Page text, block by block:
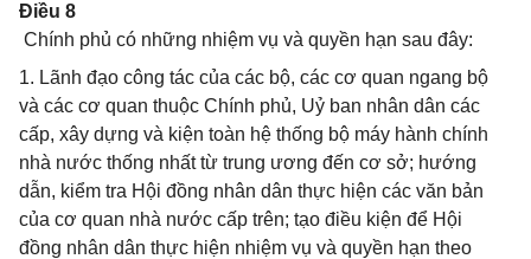
Điều 8
Chính phủ có những nhiệm vụ và quyền hạn sau đây:
1. Lãnh đạo công tác của các bộ, các cơ quan ngang bộ
và các cơ quan thuộc Chính phủ, Uỷ ban nhân dân các
cấp, xây dựng và kiện toàn hệ thống bộ máy hành chính
nhà nước thống nhất từ trung ương đến cơ sở; hướng
dẫn, kiểm tra Hội đồng nhân dân thực hiện các văn bản
của cơ quan nhà nước cấp trên; tạo điều kiện để Hội
đồng nhân dân thực hiện nhiệm vụ và quyền hạn theo